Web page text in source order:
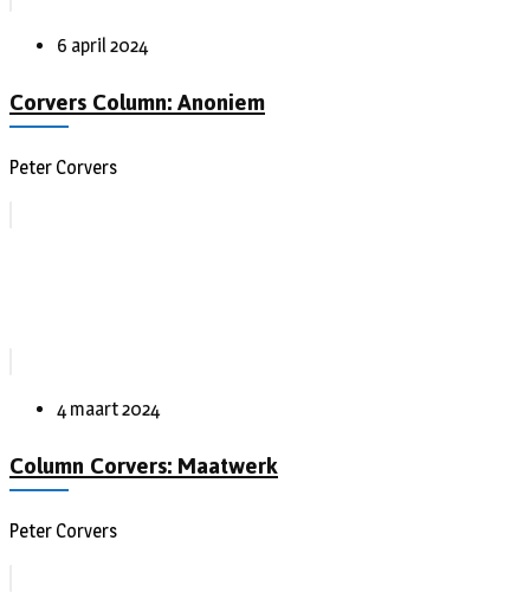
6 april 2024
Corvers Column: Anoniem
Peter Corvers
4 maart 2024
Column Corvers: Maatwerk
Peter Corvers